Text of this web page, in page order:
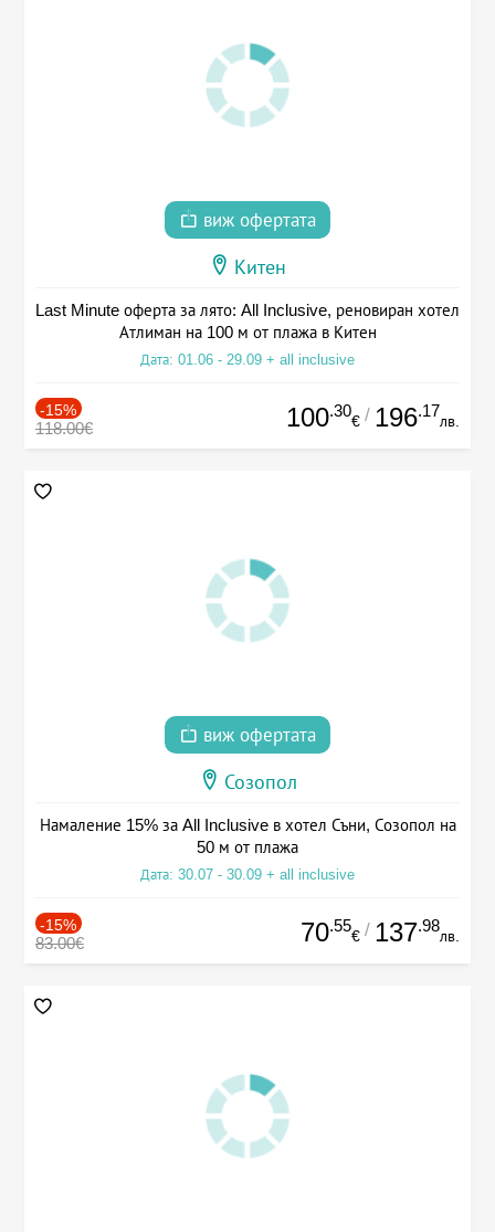
виж офертата
Китен
Last Minute оферта за лято: All Inclusive, реновиран хотел
Атлиман на 100 м от плажа в Китен
Дата: 01.06 - 29.09 + all inclusive
-15%
118.00€ 100.30
€ / 196.17
лв.
виж офертата
Созопол
Намаление 15% за All Inclusive в хотел Съни, Созопол на
50 м от плажа
Дата: 30.07 - 30.09 + all inclusive
-15%
83.00€ 70.55
€ / 137.98
лв.